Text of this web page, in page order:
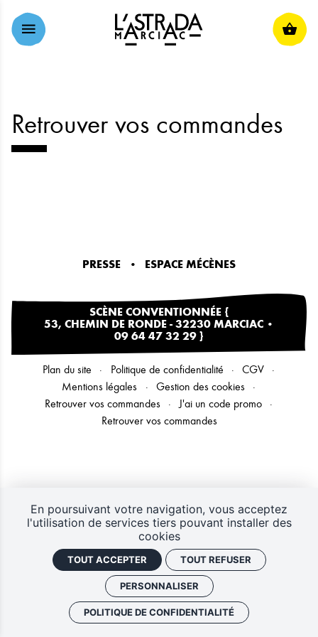
ALLER AU CONTENU PRINCIPAL
Retrouver vos commandes
PRESSE ESPACE MÉCÈNES
SCÈNE CONVENTIONNÉE {
53, CHEMIN DE RONDE - 32230 MARCIAC •
09 64 47 32 29 }
Plan du site Politique de confidentialité
CGV
Mentions légales
Gestion des cookies
Retrouver vos commandes
J'ai un code promo
Retrouver vos commandes
En poursuivant votre navigation, vous acceptez
l'utilisation de services tiers pouvant installer des
cookies
TOUT ACCEPTER TOUT REFUSER
PERSONNALISER
POLITIQUE DE CONFIDENTIALITÉ